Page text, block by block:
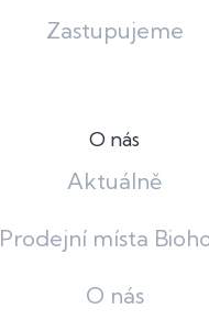
Zastupujeme
O nás
Aktuálně
Prodejní místa
O nás